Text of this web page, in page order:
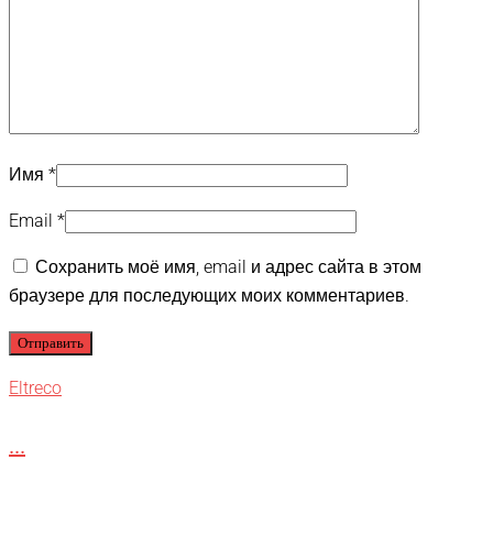
Имя *
Email *
Сохранить моё имя, email и адрес сайта в этом
браузере для последующих моих комментариев.
Eltreco
...